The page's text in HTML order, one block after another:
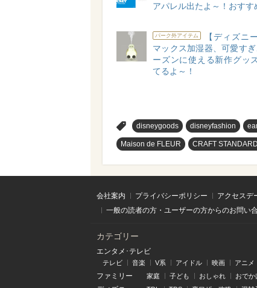
アパレル出たよ～！おすす
パーク外アイテム
【ディズニ
マックス加湿器、可愛す
ーズンに使える新作グッ
てるよ～！
disneygoods disneyfashion
Maison de FLEUR CRAFT
会社案内 プライバシーポリシー アクセスデ
一般の読者の方・ユーザーの方からのお問い
カテゴリー
エンタメ･テレビ
テレビ 音楽 V系 アイドル 映画 アニメ
ファミリー 家庭 子ども おしゃれ おでか